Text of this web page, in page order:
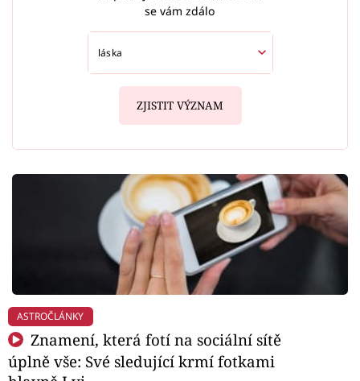
se vám zdálo
ZJISTIT VÝZNAM
ASTROČLÁNKY
Znamení, která fotí na sociální sítě
úplně vše: Své sledující krmí fotkami